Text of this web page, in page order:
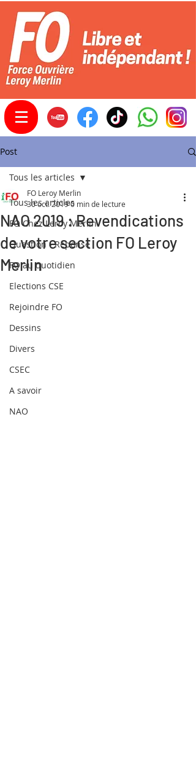
Post
Tous les articles
FO Chez Leroy Merlin
Question - Réponse
FO au quotidien
Elections CSE
Rejoindre FO
Dessins
Divers
CSEC
A savoir
NAO
Tous les articles
NAO 2019 : Revendications
de votre section FO Leroy
Merlin
FO Leroy Merlin
30 oct. 20190 min de lecture